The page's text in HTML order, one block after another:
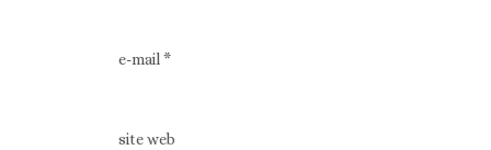
e-mail*
site web